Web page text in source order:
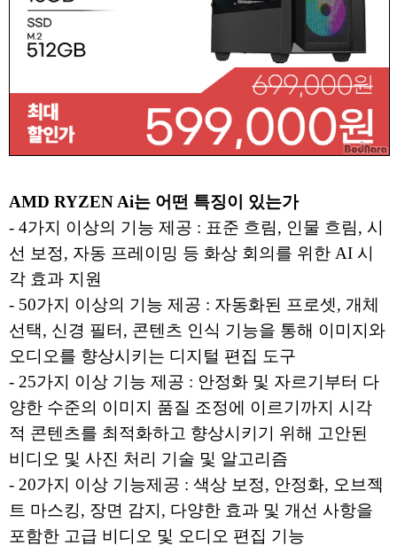
AMD RYZEN Ai는 어떤 특징이 있는가
- 4가지 이상의 기능 제공 : 표준 흐림, 인물 흐림, 시
선 보정, 자동 프레이밍 등 화상 회의를 위한 AI 시
각 효과 지원
- 50가지 이상의 기능 제공 : 자동화된 프로셋, 개체
선택, 신경 필터, 콘텐츠 인식 기능을 통해 이미지와
오디오를 향상시키는 디지털 편집 도구
- 25가지 이상 기능 제공 : 안정화 및 자르기부터 다
양한 수준의 이미지 품질 조정에 이르기까지 시각
적 콘텐츠를 최적화하고 향상시키기 위해 고안된
비디오 및 사진 처리 기술 및 알고리즘
- 20가지 이상 기능제공 : 색상 보정, 안정화, 오브젝
트 마스킹, 장면 감지, 다양한 효과 및 개선 사항을
포함한 고급 비디오 및 오디오 편집 기능